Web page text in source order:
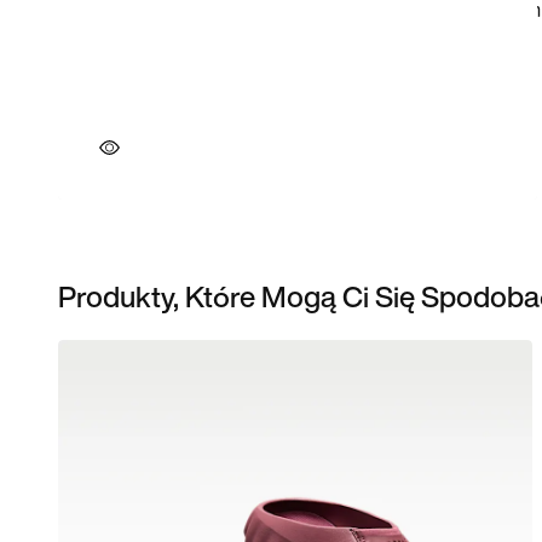
Produkty, Które Mogą Ci Się